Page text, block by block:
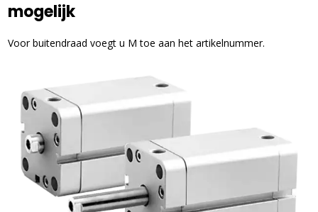
mogelijk
Voor buitendraad voegt u M toe aan het artikelnummer.